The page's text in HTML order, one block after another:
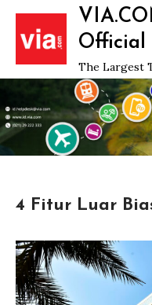
Skip
content
Official
The Largest
4 Fitur Luar